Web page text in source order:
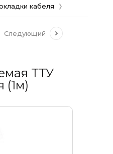
кабеля
Следующий
ТТУ
(1м)